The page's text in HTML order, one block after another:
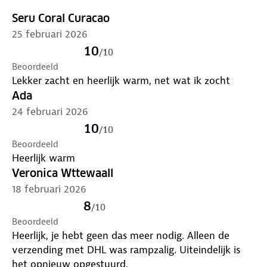
Materiaal:100% Acryl (Voering: 100% Polyester)
Combinatie van fleece aan de binnenzijde en een
zacht breisel van speciale garens met een hoge
dichtheid
TOG waarde 1.9
Seru Coral Curacao
25 februari 2026
10/10
Beoordeeld
Lekker zacht en heerlijk warm, net wat ik zocht
Ada
24 februari 2026
10/10
Beoordeeld
Heerlijk warm
Veronica Wttewaall
18 februari 2026
8/10
Beoordeeld
Heerlijk, je hebt geen das meer nodig. Alleen de
verzending met DHL was rampzalig. Uiteindelijk is
het opnieuw opgestuurd.